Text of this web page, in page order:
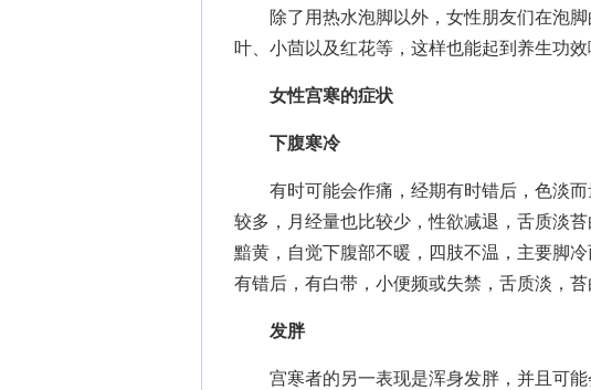
除了用热水泡脚以外，女性朋友们在泡脚
叶、小茴以及红花等，这样也能起到养生功效
女性宫寒的症状
下腹寒冷
有时可能会作痛，经期有时错后，色淡而
较多，月经量也比较少，性欲减退，舌质淡
黯黄，自觉下腹部不暖，四肢不温，主要脚
有错后，有白带，小便频或失禁，舌质淡，苔
发胖
宫寒者的另一表现是浑身发胖，并且可能